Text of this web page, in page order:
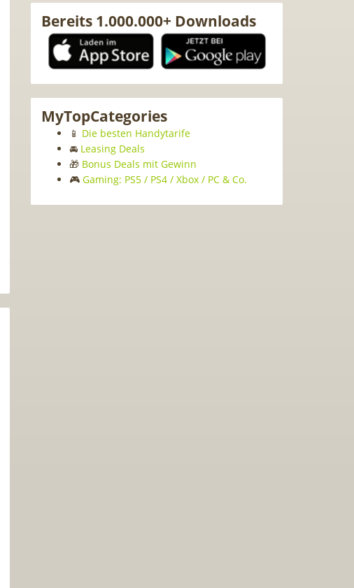
Bereits 1.000.000+ Downloads
MyTopCategories
📱 Die besten Handytarife
🚘 Leasing Deals
🎁 Bonus Deals mit Gewinn
🎮 Gaming: PS5 / PS4 / Xbox / PC & Co.